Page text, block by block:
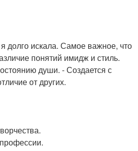
долго искала. Самое важное, что
понятий имидж и стиль.
души. - Создается с
от других.